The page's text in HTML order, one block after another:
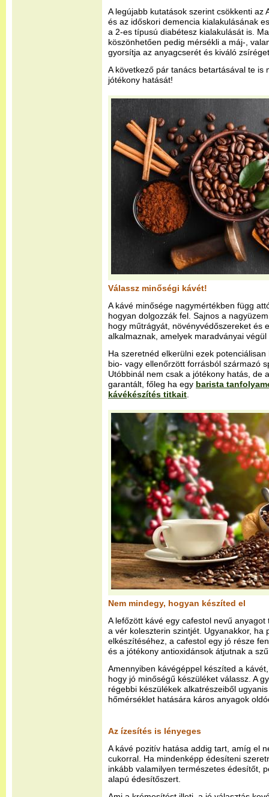
A legújabb kutatások szerint csökkenti az
és az időskori demencia kialakulásának
a 2-es típusú diabétesz kialakulását is.
köszönhetően pedig mérsékli a máj-,
gyorsítja az anyagcserét és kiváló
A következő pár tanács betartásával te is
jótékony hatását!
Válassz minőségi kávét!
A kávé minősége nagymértékben függ
hogyan dolgozzák fel. Sajnos a
hogy műtrágyát, növényvédőszereket és
alkalmaznak, amelyek maradványai
Ha szeretnéd elkerülni ezek
bio- vagy ellenőrzött forrásból származó
Utóbbinál nem csak a jótékony hatás, de
garantált, főleg ha egy barista
kávékészítés titkait
Nem mindegy, hogyan készíted el
A lefőzött kávé egy cafestol nevű
a vér koleszterin szintjét. Ugyanakkor, ha
elkészítéséhez, a cafestol egy jó része
és a jótékony antioxidánsok átjutnak a
Amennyiben kávégéppel készíted a
hogy jó minőségű készüléket válassz. A
régebbi készülékek alkatrészeiből
hőmérséklet hatására káros anyagok
Az ízesítés is lényeges
A kávé pozitív hatása addig tart, amíg el
cukorral. Ha mindenképp édesíteni
inkább valamilyen természetes édesítőt,
alapú édesítőszert.